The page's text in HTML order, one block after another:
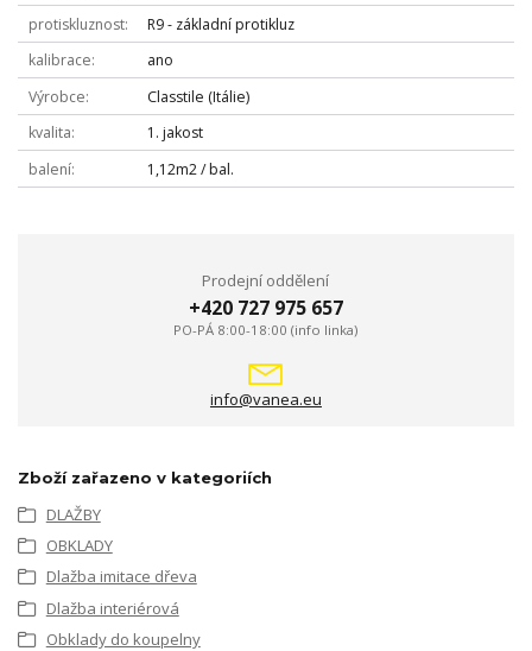
protiskluznost
R9 - základní protikluz
kalibrace
ano
Výrobce
Classtile (Itálie)
kvalita
1. jakost
balení
1,12m2 / bal.
Prodejní oddělení
+420 727 975 657
PO-PÁ 8:00-18:00 (info linka)
info@vanea.eu
Zboží zařazeno v kategoriích
DLAŽBY
OBKLADY
Dlažba imitace dřeva
Dlažba interiérová
Obklady do koupelny